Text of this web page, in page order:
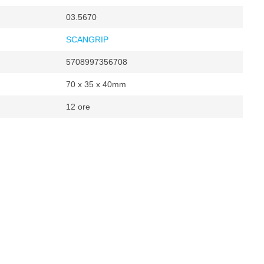
03.5670
SCANGRIP
5708997356708
70 x 35 x 40mm
12 ore